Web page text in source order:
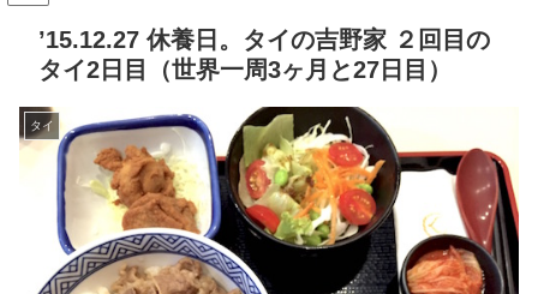
’15.12.27 休養日。タイの吉野家 ２回目の
タイ2日目（世界一周3ヶ月と27日目）
タイ